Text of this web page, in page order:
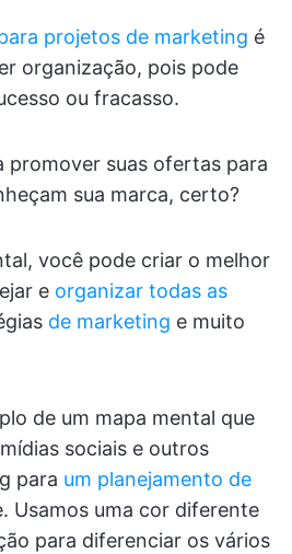
projetos de marketing é
organização, pois pode
ou fracasso.
promover suas ofertas para
sua marca, certo?
você pode criar o melhor
e organizar todas as
de marketing e muito
de um mapa mental que
sociais e outros
para um planejamento de
Usamos uma cor diferente
para diferenciar os vários